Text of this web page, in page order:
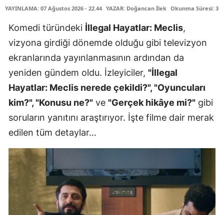
YAYINLAMA: 07 Ağustos 2026 - 22.44 YAZAR: Doğancan İlek Okunma Süresi: 3
Komedi türündeki İllegal Hayatlar: Meclis,
vizyona girdiği dönemde olduğu gibi televizyon
ekranlarında yayınlanmasının ardından da
yeniden gündem oldu. İzleyiciler, "İllegal
Hayatlar: Meclis nerede çekildi?", "Oyuncuları
kim?", "Konusu ne?" ve "Gerçek hikâye mi?" gibi
soruların yanıtını araştırıyor. İşte filme dair merak
edilen tüm detaylar…